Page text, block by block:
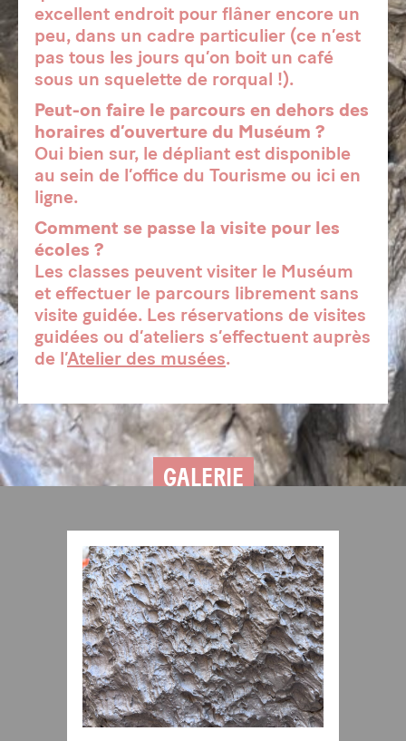
excellent endroit pour flâner encore un
peu, dans un cadre particulier (ce n’est
pas tous les jours qu’on boit un café
sous un squelette de rorqual !).
Peut-on faire le parcours en dehors des
horaires d’ouverture du Muséum ?
Oui bien sur, le dépliant est disponible
au sein de l’office du Tourisme ou ici en
ligne.
Comment se passe la visite pour les
écoles ?
Les classes peuvent visiter le Muséum
et effectuer le parcours librement sans
visite guidée. Les réservations de visites
guidées ou d’ateliers s’effectuent auprès
de l’Atelier des musées.
GALERIE